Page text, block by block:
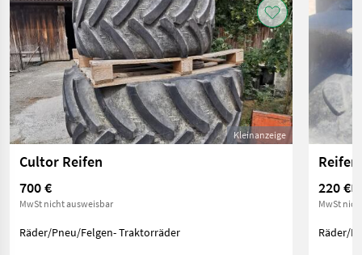
Kleinanzeige
Cultor Reifen
700 €
MwSt nicht ausweisbar
Räder/Pneu/Felgen- Traktorräder
Reifen
220 €
MwSt
Räder/